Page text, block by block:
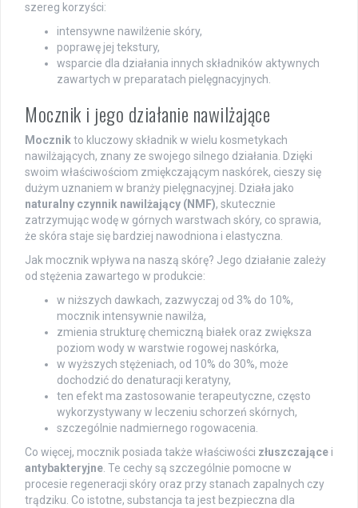
szereg korzyści:
intensywne nawilżenie skóry,
poprawę jej tekstury,
wsparcie dla działania innych składników aktywnych
zawartych w preparatach pielęgnacyjnych.
Mocznik i jego działanie nawilżające
Mocznikto kluczowy składnik w wielu kosmetykach
nawilżających, znany ze swojego silnego działania. Dzięki
swoim właściwościom zmiękczającym naskórek, cieszy się
dużym uznaniem w branży pielęgnacyjnej. Działa jako
naturalny czynnik nawilżający (NMF), skutecznie
zatrzymując wodę w górnych warstwach skóry, co sprawia,
że skóra staje się bardziej nawodniona i elastyczna.
Jak mocznik wpływa na naszą skórę? Jego działanie zależy
od stężenia zawartego w produkcie:
w niższych dawkach, zazwyczaj od 3% do 10%,
mocznik intensywnie nawilża,
zmienia strukturę chemiczną białek oraz zwiększa
poziom wody w warstwie rogowej naskórka,
w wyższych stężeniach, od 10% do 30%, może
dochodzić do denaturacji keratyny,
ten efekt ma zastosowanie terapeutyczne, często
wykorzystywany w leczeniu schorzeń skórnych,
szczególnie nadmiernego rogowacenia.
Co więcej, mocznik posiada także właściwości złuszczające i
antybakteryjne. Te cechy są szczególnie pomocne w
procesie regeneracji skóry oraz przy stanach zapalnych czy
trądziku. Co istotne, substancja ta jest bezpieczna dla